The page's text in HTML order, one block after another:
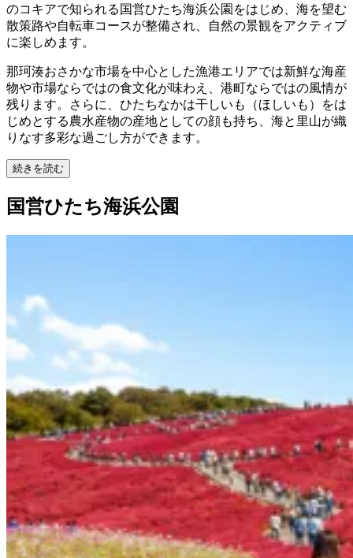
のコキアで知られる国営ひたち海浜公園をはじめ、海を望む
散策路や自転車コースが整備され、自然の景観をアクティブ
に楽しめます。
那珂湊おさかな市場を中心とした漁港エリアでは新鮮な海産
物や市場ならではの食文化が味わえ、港町ならではの風情が
残ります。さらに、ひたちなかは干しいも（ほしいも）をは
じめとする農水産物の産地としての顔も持ち、海と里山が織
りなす多彩な過ごし方ができます。
続きを読む
国営ひたち海浜公園